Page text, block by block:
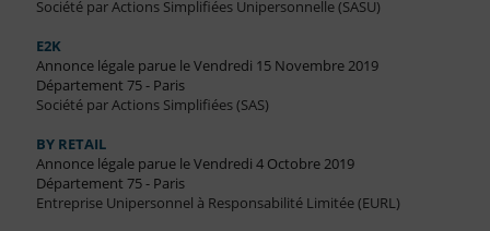
Société par Actions Simplifiées Unipersonnelle (SASU)
E2K
Annonce légale parue le Vendredi 15 Novembre 2019
Département 75 - Paris
Société par Actions Simplifiées (SAS)
BY RETAIL
Annonce légale parue le Vendredi 4 Octobre 2019
Département 75 - Paris
Entreprise Unipersonnel à Responsabilité Limitée (EURL)